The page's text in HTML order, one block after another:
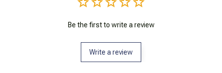
Be the first to write a review
Write a review